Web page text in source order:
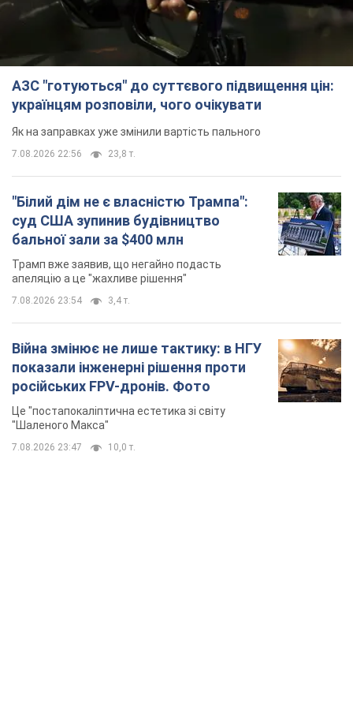
АЗС "готуються" до суттєвого підвищення цін:
українцям розповіли, чого очікувати
Як на заправках уже змінили вартість пального
7.08.2026 22:56 23,8 т.
"Білий дім не є власністю Трампа":
суд США зупинив будівництво
бальної зали за $400 млн
Трамп вже заявив, що негайно подасть
апеляцію а це "жахливе рішення"
7.08.2026 23:54 3,4 т.
Війна змінює не лише тактику: в НГУ
показали інженерні рішення проти
російських FPV-дронів. Фото
Це "постапокаліптична естетика зі світу
"Шаленого Макса"
7.08.2026 23:47 10,0 т.